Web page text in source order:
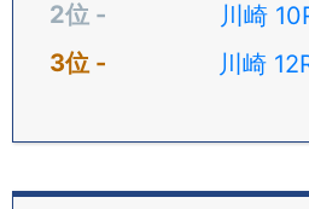
川崎
川崎